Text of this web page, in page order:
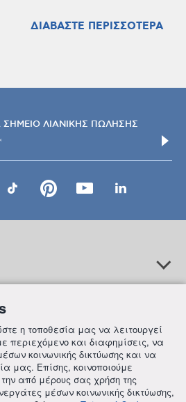
ΔΙΑΒΑΣΤΕ ΠΕΡΙΣΣΟΤΕΡΑ
ΣΗΜΕΙΟ ΛΙΑΝΙΚΗΣ ΠΩΛΗΣΗΣ
η τοποθεσία μας να λειτουργεί
περιεχόμενο και διαφημίσεις, να
κοινωνικής δικτύωσης και να
μας. Επίσης, κοινοποιούμε
από μέρους σας χρήση της
μέσων κοινωνικής δικτύωσης,